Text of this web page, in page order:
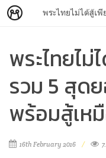
พระไทยไ
รวม 5 สุด
พร้อมสู้เห
16th February 2016